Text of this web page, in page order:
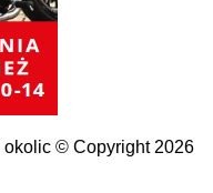
okolic © Copyright 2026